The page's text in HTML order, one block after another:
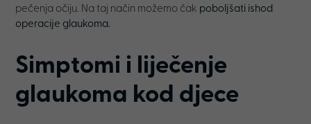
pečenja očiju. Na taj način možemo čak poboljšati ishod
operacije glaukoma.
Simptomi i liječenje
glaukoma kod djece